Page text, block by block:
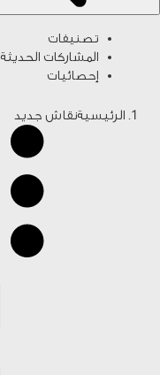
تصنيفات
المشاركات الحديثة
إحصائيات
الرئيسيةنقاش جديد